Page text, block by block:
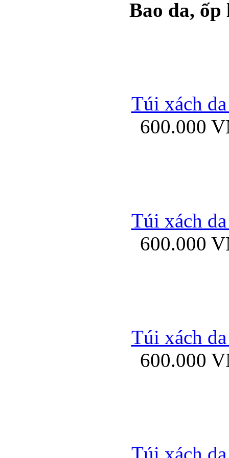
Ốp lưng silicon
Ốp lưng Samsung
Ốp lưng
Bao da,
Túi xách
600.000
Túi xách
600.000
Túi xách
600.000